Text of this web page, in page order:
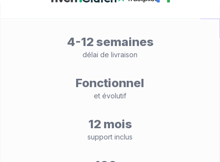
4-12 semaines
délai de livraison
Fonctionnel
et évolutif
12 mois
support inclus